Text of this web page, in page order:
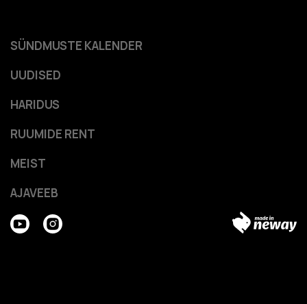
HARIDUS
RUUMIDE RENT
MEIST
AJAVEEB
SÜNDMUSTE KALENDER
UUDISED